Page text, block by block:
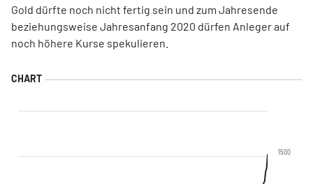
Gold dürfte noch nicht fertig sein und zum Jahresende
beziehungsweise Jahresanfang 2020 dürfen Anleger auf
noch höhere Kurse spekulieren.
1500